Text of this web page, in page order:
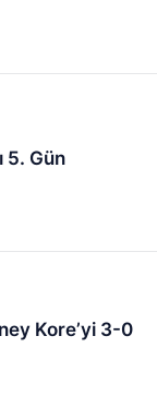
5. Gün
Kore’yi 3-0